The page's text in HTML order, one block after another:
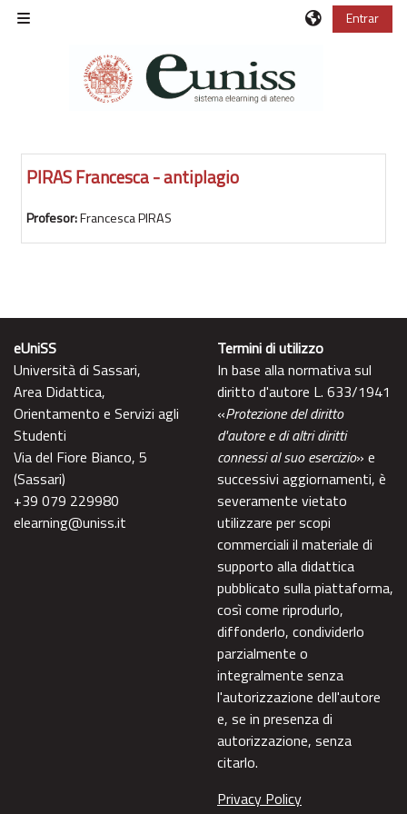
Salta al contenido principal
Entrar
PIRAS Francesca - antiplagio
Profesor:Francesca PIRAS
eUniSS
Università di Sassari,
Area Didattica,
Orientamento e Servizi agli
Studenti
Via del Fiore Bianco, 5
(Sassari)
+39 079 229980
elearning@uniss.it
Termini di utilizzo
In base alla normativa sul
diritto d'autore L. 633/1941
«Protezione del diritto
d'autore e di altri diritti
connessi al suo esercizio» e
successivi aggiornamenti, è
severamente vietato
utilizzare per scopi
commerciali il materiale di
supporto alla didattica
pubblicato sulla piattaforma,
così come riprodurlo,
diffonderlo, condividerlo
parzialmente o
integralmente senza
l'autorizzazione dell'autore
e, se in presenza di
autorizzazione, senza
citarlo.
Privacy Policy